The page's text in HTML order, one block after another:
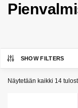
SHOW FILTERS
Näytetään kaikki 14